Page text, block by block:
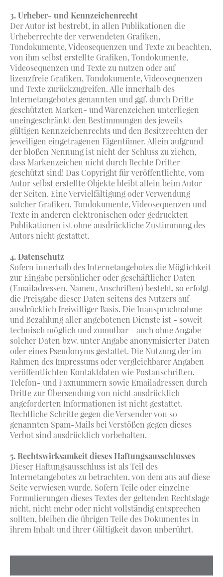
3. Urheber- und Kennzeichenrecht
Der Autor ist bestrebt, in allen Publikationen die
Urheberrechte der verwendeten Grafiken,
Tondokumente, Videosequenzen und Texte zu beachten,
von ihm selbst erstellte Grafiken, Tondokumente,
Videosequenzen und Texte zu nutzen oder auf
lizenzfreie Grafiken, Tondokumente, Videosequenzen
und Texte zurückzugreifen. Alle innerhalb des
Internetangebotes genannten und ggf. durch Dritte
geschützten Marken- und Warenzeichen unterliegen
uneingeschränkt den Bestimmungen des jeweils
gültigen Kennzeichenrechts und den Besitzrechten der
jeweiligen eingetragenen Eigentümer. Allein aufgrund
der bloßen Nennung ist nicht der Schluss zu ziehen,
dass Markenzeichen nicht durch Rechte Dritter
geschützt sind! Das Copyright für veröffentlichte, vom
Autor selbst erstellte Objekte bleibt allein beim Autor
der Seiten. Eine Vervielfältigung oder Verwendung
solcher Grafiken, Tondokumente, Videosequenzen und
Texte in anderen elektronischen oder gedruckten
Publikationen ist ohne ausdrückliche Zustimmung des
Autors nicht gestattet.
4. Datenschutz
Sofern innerhalb des Internetangebotes die Möglichkeit
zur Eingabe persönlicher oder geschäftlicher Daten
(Emailadressen, Namen, Anschriften) besteht, so erfolgt
die Preisgabe dieser Daten seitens des Nutzers auf
ausdrücklich freiwilliger Basis. Die Inanspruchnahme
und Bezahlung aller angebotenen Dienste ist - soweit
technisch möglich und zumutbar - auch ohne Angabe
solcher Daten bzw. unter Angabe anonymisierter Daten
oder eines Pseudonyms gestattet. Die Nutzung der im
Rahmen des Impressums oder vergleichbarer Angaben
veröffentlichten Kontaktdaten wie Postanschriften,
Telefon- und Faxnummern sowie Emailadressen durch
Dritte zur Übersendung von nicht ausdrücklich
angeforderten Informationen ist nicht gestattet.
Rechtliche Schritte gegen die Versender von so
genannten Spam-Mails bei Verstößen gegen dieses
Verbot sind ausdrücklich vorbehalten.
5. Rechtswirksamkeit dieses Haftungsausschlusses
Dieser Haftungsausschluss ist als Teil des
Internetangebotes zu betrachten, von dem aus auf diese
Seite verwiesen wurde. Sofern Teile oder einzelne
Formulierungen dieses Textes der geltenden Rechtslage
nicht, nicht mehr oder nicht vollständig entsprechen
sollten, bleiben die übrigen Teile des Dokumentes in
ihrem Inhalt und ihrer Gültigkeit davon unberührt.